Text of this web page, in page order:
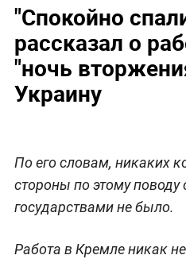
"Спокойно
рассказал о
"ночь
Украину
По его словам, никаких
стороны по этому
государствами не было.
Работа в Кремле никак